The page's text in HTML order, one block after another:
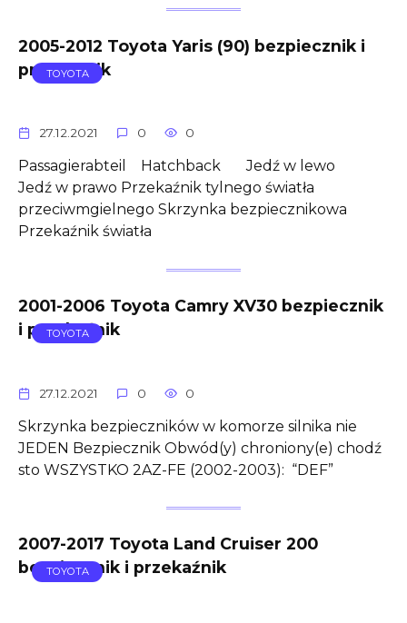
2005-2012 Toyota Yaris (90) bezpiecznik i
przekaźnik
TOYOTA
27.12.2021 0 0
Passagierabteil Hatchback Jedź w lewo
Jedź w prawo Przekaźnik tylnego światła
przeciwmgielnego Skrzynka bezpiecznikowa
Przekaźnik światła
2001-2006 Toyota Camry XV30 bezpiecznik
i przekaźnik
TOYOTA
27.12.2021 0 0
Skrzynka bezpieczników w komorze silnika nie
JEDEN Bezpiecznik Obwód(y) chroniony(e) chodź
sto WSZYSTKO 2AZ-FE (2002-2003): “DEF”
2007-2017 Toyota Land Cruiser 200
bezpiecznik i przekaźnik
TOYOTA